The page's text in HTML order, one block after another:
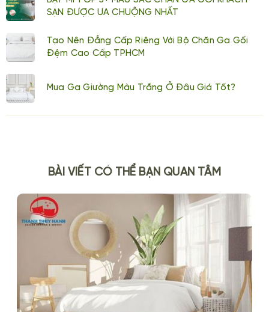
SẠN ĐƯỢC ƯA CHUỘNG NHẤT
Tạo Nên Đẳng Cấp Riêng Với Bộ Chăn Ga Gối
Đệm Cao Cấp TPHCM
Mua Ga Giường Màu Trắng Ở Đâu Giá Tốt?
BÀI VIẾT CÓ THỂ BẠN QUAN TÂM